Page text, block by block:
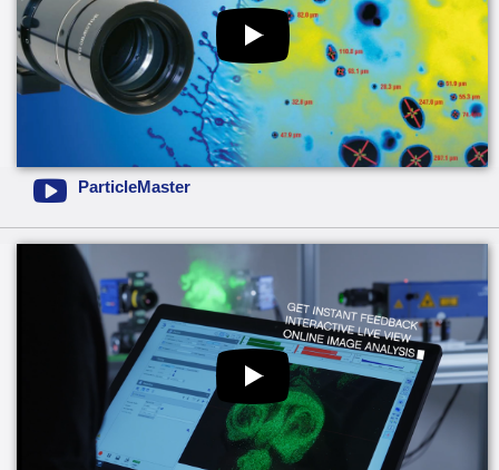
ParticleMaster